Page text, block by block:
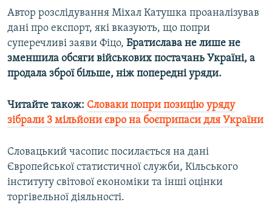
Автор розслідування Міхал Катушка проаналізував
дані про експорт, які вказують, що попри
суперечливі заяви Фіцо, Братислава не лише не
зменшила обсяги військових постачань Україні, а
продала зброї більше, ніж попередні уряди.
Читайте також: Словаки попри позицію уряду
зібрали 3 мільйони євро на боєприпаси для України
Словацький часопис посилається на дані
Європейської статистичної служби, Кільського
інституту світової економіки та інші оцінки
торгівельної діяльності.